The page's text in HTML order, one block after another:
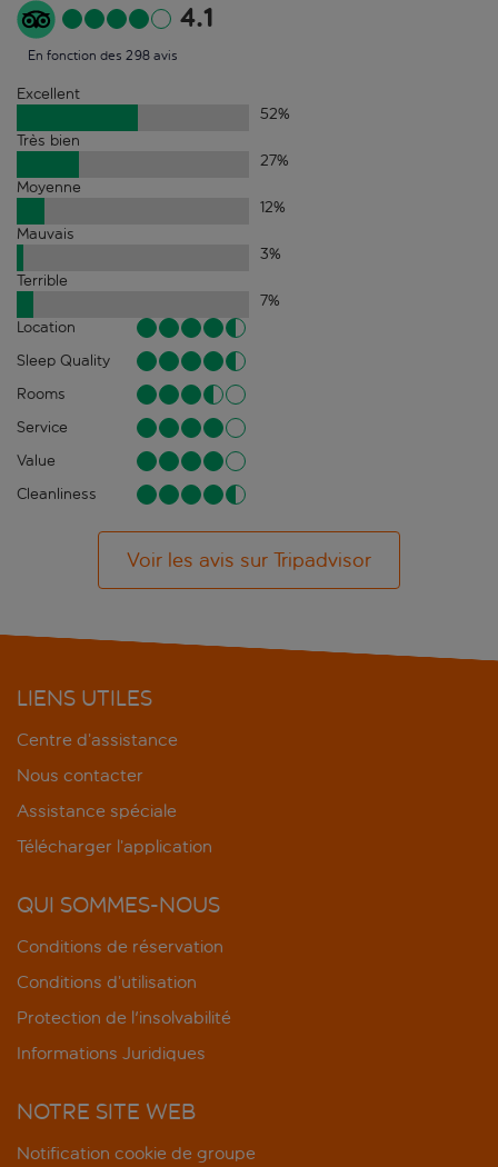
4.1
En fonction des 298 avis
Excellent
52%
Très bien
27%
Moyenne
12%
Mauvais
3%
Terrible
7%
Location
Sleep Quality
Rooms
Service
Value
Cleanliness
Voir les avis sur Tripadvisor
LIENS UTILES
Centre d’assistance
Nous contacter
Assistance spéciale
Télécharger l’application
QUI SOMMES-NOUS
Conditions de réservation
Conditions d’utilisation
Protection de l'insolvabilité
Informations Juridiques
NOTRE SITE WEB
Notification cookie de groupe